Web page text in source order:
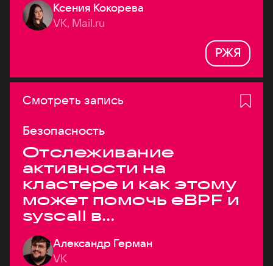
Ксения Кокорева
VK, Mail.ru
РЖЯ
Смотреть запись
Безопасность
Отслеживание
активности на
кластере и как этому
может помочь eBPF и
syscall в
высоконагруженных
системах
Александр Герман
VK